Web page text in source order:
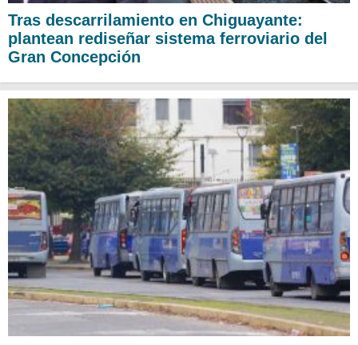
Tras descarrilamiento en Chiguayante:
plantean rediseñar sistema ferroviario del
Gran Concepción